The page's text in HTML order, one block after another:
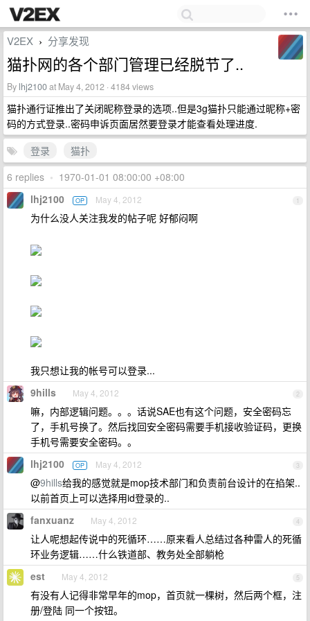
V2EX › 分享发现
猫扑网的各个部门管理已经脱节了..
By lhj2100at May 4, 2012 · 4184 views
猫扑通行证推出了关闭昵称登录的选项..但是3g猫扑只能通过昵称+密
码的方式登录..密码申诉页面居然要登录才能查看处理进度.
登录
猫扑
6 replies • 1970-01-01 08:00:00 +08:00
1
lhj2100 OP May 4, 2012
为什么没人关注我发的帖子呢 好郁闷啊
我只想让我的帐号可以登录...
2
9hills May 4, 2012
嘛，内部逻辑问题。。。话说SAE也有这个问题，安全密码忘
了，手机号换了。然后找回安全密码需要手机接收验证码，更换
手机号需要安全密码。。
3
lhj2100 OP May 4, 2012
@9hills给我的感觉就是mop技术部门和负责前台设计的在掐架..
以前首页上可以选择用id登录的..
4
fanxuanz May 4, 2012
让人呢想起传说中的死循环……原来看人总结过各种雷人的死循
环业务逻辑……什么铁道部、教务处全部躺枪
5
est May 4, 2012
有没有人记得非常早年的mop，首页就一棵树，然后两个框，注
册/登陆 同一个按钮。